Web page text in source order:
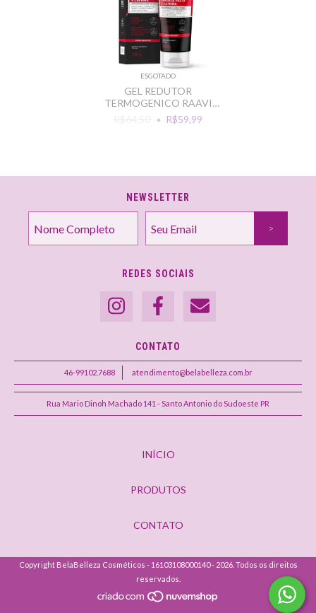
ESGOTADO
GEL REDUTOR
TERMOGENICO RAAVI
PIMENTA PRETA E CAFEINA
200G
R$64,50 R$59,99
NEWSLETTER
REDES SOCIAIS
CONTATO
46-99102.7688 atendimento@belabelleza.com.br
Rua Mario Dinoh Machado 141 - Santo Antonio do Sudoeste PR
INÍCIO
PRODUTOS
CONTATO
Copyright BelaBelleza Cosméticos - 16103108000140 - 2026. Todos os direitos
reservados.